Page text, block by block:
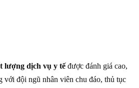
lượng dịch vụ y tếđược đánh giá cao,
với đội ngũ nhân viên chu đáo, thủ tục